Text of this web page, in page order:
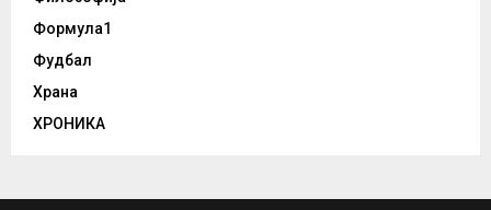
Формула1
Фудбал
Храна
ХРОНИКА